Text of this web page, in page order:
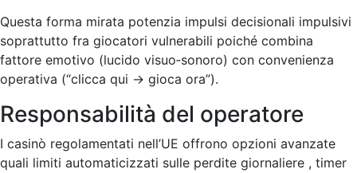
Questa forma mirata potenzia impulsi decisionali impulsivi
soprattutto fra giocatori vulnerabili poiché combina
fattore emotivo (lucido visuo‑sonoro) con convenienza
operativa (“clicca qui → gioca ora”).​
Responsabilità del operatore
I casinò regolamentati nell’UE offrono opzioni avanzate
quali limiti automaticizzati sulle perdite giornaliere , timer